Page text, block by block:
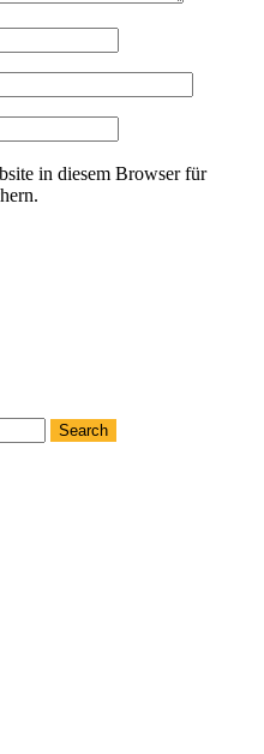
in diesem Browser für
Search